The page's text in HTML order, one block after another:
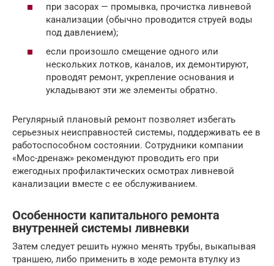
при засорах — промывка, прочистка ливневой
канализации (обычно проводится струей воды
под давлением);
если произошло смещение одного или
нескольких лотков, каналов, их демонтируют,
проводят ремонт, укрепление основания и
укладывают эти же элементы обратно.
Регулярный плановый ремонт позволяет избегать
серьезных неисправностей системы, поддерживать ее в
работоспособном состоянии. Сотрудники компании
«Мос-дренаж» рекомендуют проводить его при
ежегодных профилактических осмотрах ливневой
канализации вместе с ее обслуживанием.
Особенности капитального ремонта
внутренней системы ливневки
Затем следует решить нужно менять трубы, выкапывая
траншею, либо применить в ходе ремонта втулку из